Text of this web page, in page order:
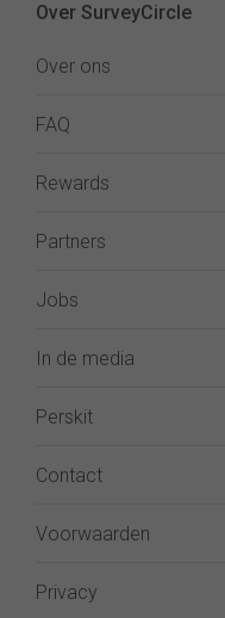
Over SurveyCircle
Over ons
FAQ
Rewards
Partners
Jobs
In de media
Perskit
Contact
Voorwaarden
Privacy